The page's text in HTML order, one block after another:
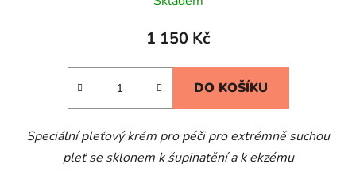
1 150 Kč
DO KOŠÍKU
Speciální pleťový krém pro péči pro extrémně suchou
pleť se sklonem k šupinatění a k ekzému